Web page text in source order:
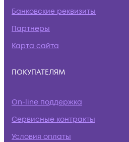
Банковские реквизиты
Партнеры
Карта сайта
ПОКУПАТЕЛЯМ
On-line поддержка
Сервисные контракты
Условия оплаты